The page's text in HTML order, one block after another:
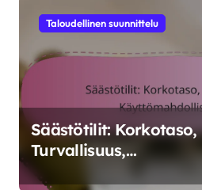
Taloudellinen suunnittelu
Säästötilit: Korkotaso,
Turvallisuus,
Käyttömahdollisuudet